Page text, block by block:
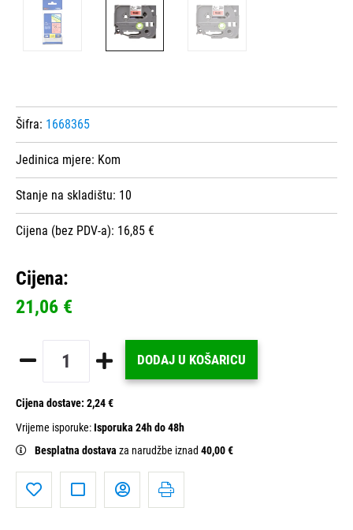
Šifra: 1668365
Jedinica mjere: Kom
Stanje na skladištu: 10
Cijena (bez PDV-a): 16,85 €
Cijena:
21,06 €
DODAJ U KOŠARICU
Cijena dostave: 2,24 €
Vrijeme isporuke:Isporuka 24h do 48h
Besplatna dostava za narudžbe iznad 40,00 €